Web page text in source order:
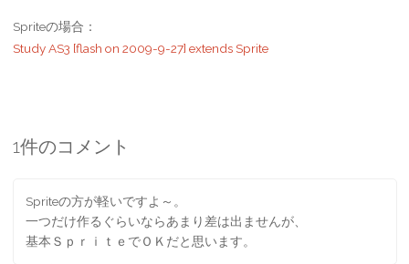
Spriteの場合：
Study AS3 [flash on 2009-9-27] extends Sprite
1件のコメント
Spriteの方が軽いですよ～。
一つだけ作るぐらいならあまり差は出ませんが、
基本ＳｐｒｉｔｅでＯＫだと思います。